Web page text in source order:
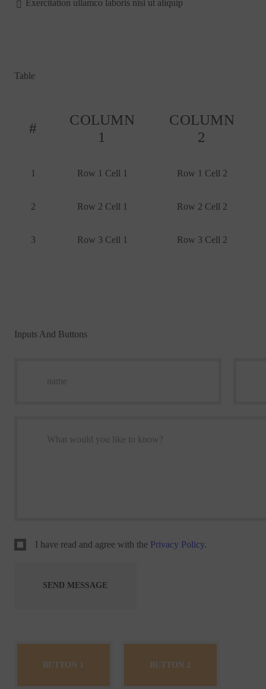
Exercitation ullamco laboris nisi ut aliquip
Table
#
COLUMN
1
COLUMN
2
1 Row 1 Cell 1 Row 1 Cell 2
2 Row 2 Cell 1 Row 2 Cell 2
3 Row 3 Cell 1 Row 3 Cell 2
Inputs And Buttons
I have read and agree with the Privacy Policy.
BUTTON 1 BUTTON 2